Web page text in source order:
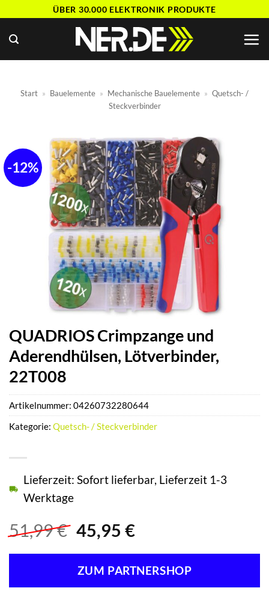
springen
ÜBER 30.000 ELEKTRONIK PRODUKTE
Start » Bauelemente » Mechanische Bauelemente » Quetsch- /
Steckverbinder
-12%
QUADRIOS Crimpzange und
Aderendhülsen, Lötverbinder,
22T008
51,99€ Ursprünglicher
Preis
war:
51,99 €
45,95 €Aktueller
ist:
45,95 €.
Lieferzeit: Sofort lieferbar, Lieferzeit 1-3
Werktage
ZUM PARTNERSHOP
Artikelnummer: 04260732280644
Kategorie: Quetsch- / Steckverbinder